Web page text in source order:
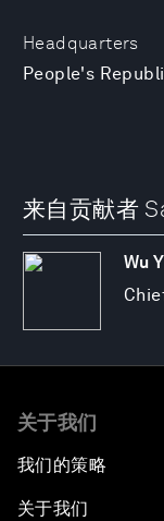
Headquarters
People's
来自贡献者
Wu
关于我们
我们的策略
关于我们